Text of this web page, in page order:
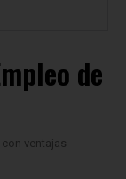
de
ventajas